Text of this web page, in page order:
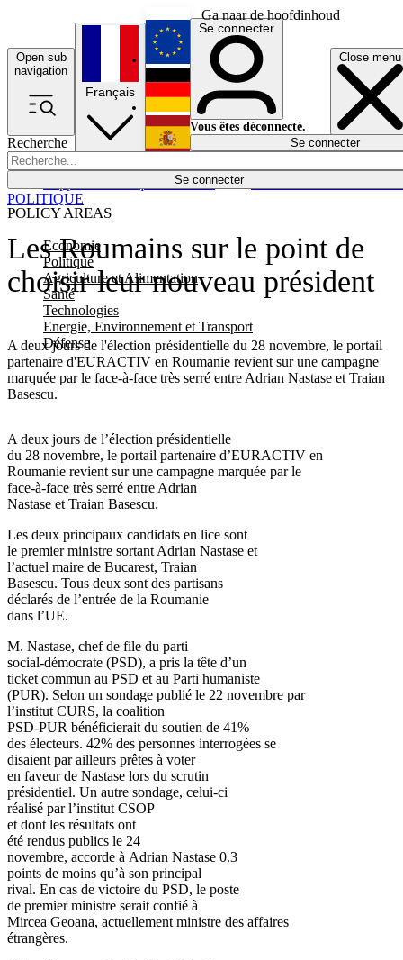
Ga naar de hoofdinhoud
Open sub
navigation
Close menu
Recherche
Se connecter
POLICY AREAS
Economie
Politique
Agriculture et Alimentation
Santé
Technologies
Energie, Environnement et Transport
Défense
Économie
Français
English
Deutsch
Español
Se connecter
Vous êtes déconnecté.
Se connecter
Les Roumains sur le point de
choisir leur nouveau président
A deux jours de l'élection présidentielle du 28 novembre, le portail
partenaire d'EURACTIV en Roumanie revient sur une campagne
marquée par le face-à-face très serré entre Adrian Nastase et Traian
Basescu.
POLITIQUE
A deux jours de l’élection présidentielle
du 28 novembre, le portail partenaire d’EURACTIV en
Roumanie revient sur une campagne marquée par le
face-à-face très serré entre Adrian
Nastase et Traian Basescu.
Les deux principaux candidats en lice sont
le premier ministre sortant Adrian Nastase et
l’actuel maire de Bucarest, Traian
Basescu. Tous deux sont des partisans
déclarés de l’entrée de la Roumanie
dans l’UE.
M. Nastase, chef de file du parti
social-démocrate (PSD), a pris la tête d’un
ticket commun au PSD et au Parti humaniste
(PUR). Selon un sondage publié le 22 novembre par
l’institut CURS, la coalition
PSD-PUR bénéficierait du soutien de 41%
des électeurs. 42% des personnes interrogées se
disaient par ailleurs prêtes à voter
en faveur de Nastase lors du scrutin
présidentiel. Un autre sondage, celui-ci
réalisé par l’institut CSOP
et dont les résultats ont
été rendus publics le 24
novembre, accorde à Adrian Nastase 0.3
points de moins qu’à son principal
rival. En cas de victoire du PSD, le poste
de premier ministre serait confié à
Mircea Geoana, actuellement ministre des affaires
étrangères.